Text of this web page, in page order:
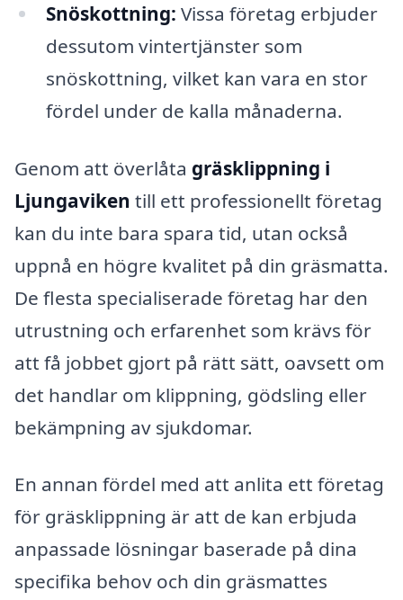
Snöskottning: Vissa företag erbjuder
dessutom vintertjänster som
snöskottning, vilket kan vara en stor
fördel under de kalla månaderna.
Genom att överlåta gräsklippning i
Ljungaviken till ett professionellt företag
kan du inte bara spara tid, utan också
uppnå en högre kvalitet på din gräsmatta.
De flesta specialiserade företag har den
utrustning och erfarenhet som krävs för
att få jobbet gjort på rätt sätt, oavsett om
det handlar om klippning, gödsling eller
bekämpning av sjukdomar.
En annan fördel med att anlita ett företag
för gräsklippning är att de kan erbjuda
anpassade lösningar baserade på dina
specifika behov och din gräsmattes